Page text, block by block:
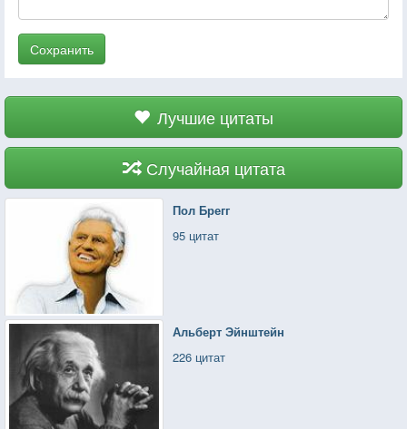
Сохранить
Лучшие цитаты
Случайная цитата
Пол Брегг
95 цитат
Альберт Эйнштейн
226 цитат